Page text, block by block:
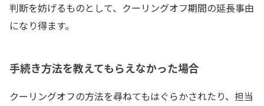
判断を妨げるものとして、クーリングオフ期間の延長事由
になり得ます。
手続き方法を教えてもらえなかった場合
クーリングオフの方法を尋ねてもはぐらかされたり、担当